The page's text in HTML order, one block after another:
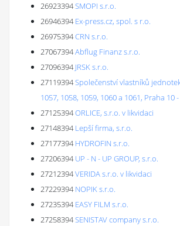
26923394SMOPI s.r.o.
26946394 Ex-press.cz, spol. s r.o.
26975394CRN s.r.o.
27067394Abflug Finanz s.r.o.
27096394 JRSK s.r.o.
27119394Společenství vlastníků
1057, 1058, 1059, 1060 a 1061, Praha 10
27125394ORLICE, s.r.o. v likvidaci
27148394 Lepší firma, s.r.o.
27177394 HYDROFIN s.r.o.
27206394 UP - N - UP GROUP, s.r.o.
27212394VERIDA s.r.o. v likvidaci
27229394 NOPIK s.r.o.
27235394 EASY FILM s.r.o.
27258394SENISTAV company s.r.o.